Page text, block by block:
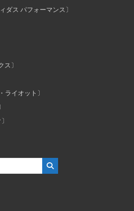
ダス パフォーマンス〕
ス〕
ライオット〕